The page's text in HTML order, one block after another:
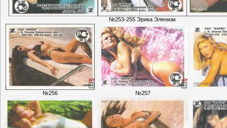
№253-255 Эрика Элениак
№256 №257